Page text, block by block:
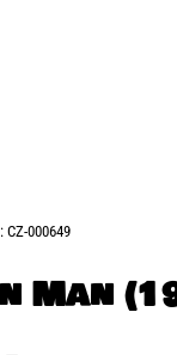
CZ-000649
Man